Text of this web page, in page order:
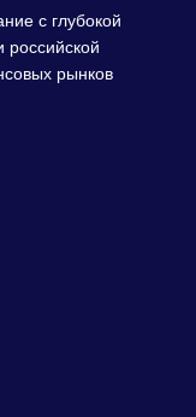
с глубокой
российской
рынков